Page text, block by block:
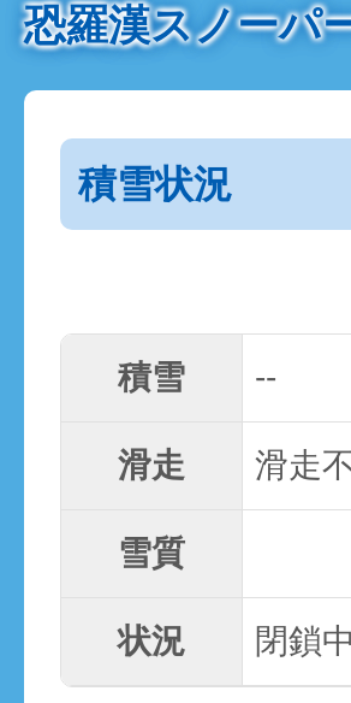
恐羅漢スノーパ
積雪状況
積雪 --
滑走 滑走
雪質
状況 閉鎖中